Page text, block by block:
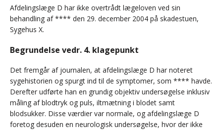
Afdelingslæge D har ikke overtrådt lægeloven ved sin
behandling af **** den 29. december 2004 på skadestuen,
Sygehus X.
Begrundelse vedr. 4. klagepunkt
Det fremgår af journalen, at afdelingslæge D har noteret
sygehistorien og spurgt ind til de symptomer, som **** havde.
Derefter udførte han en grundig objektiv undersøgelse inklusiv
måling af blodtryk og puls, iltmætning i blodet samt
blodsukker. Disse værdier var normale, og afdelingslæge D
foretog desuden en neurologisk undersøgelse, hvor der ikke